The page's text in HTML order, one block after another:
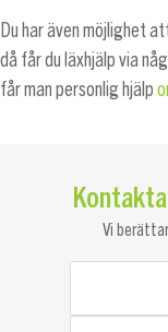
Du har även möjlighet
då får du läxhjälp via
får man personlig hjälp
Vi